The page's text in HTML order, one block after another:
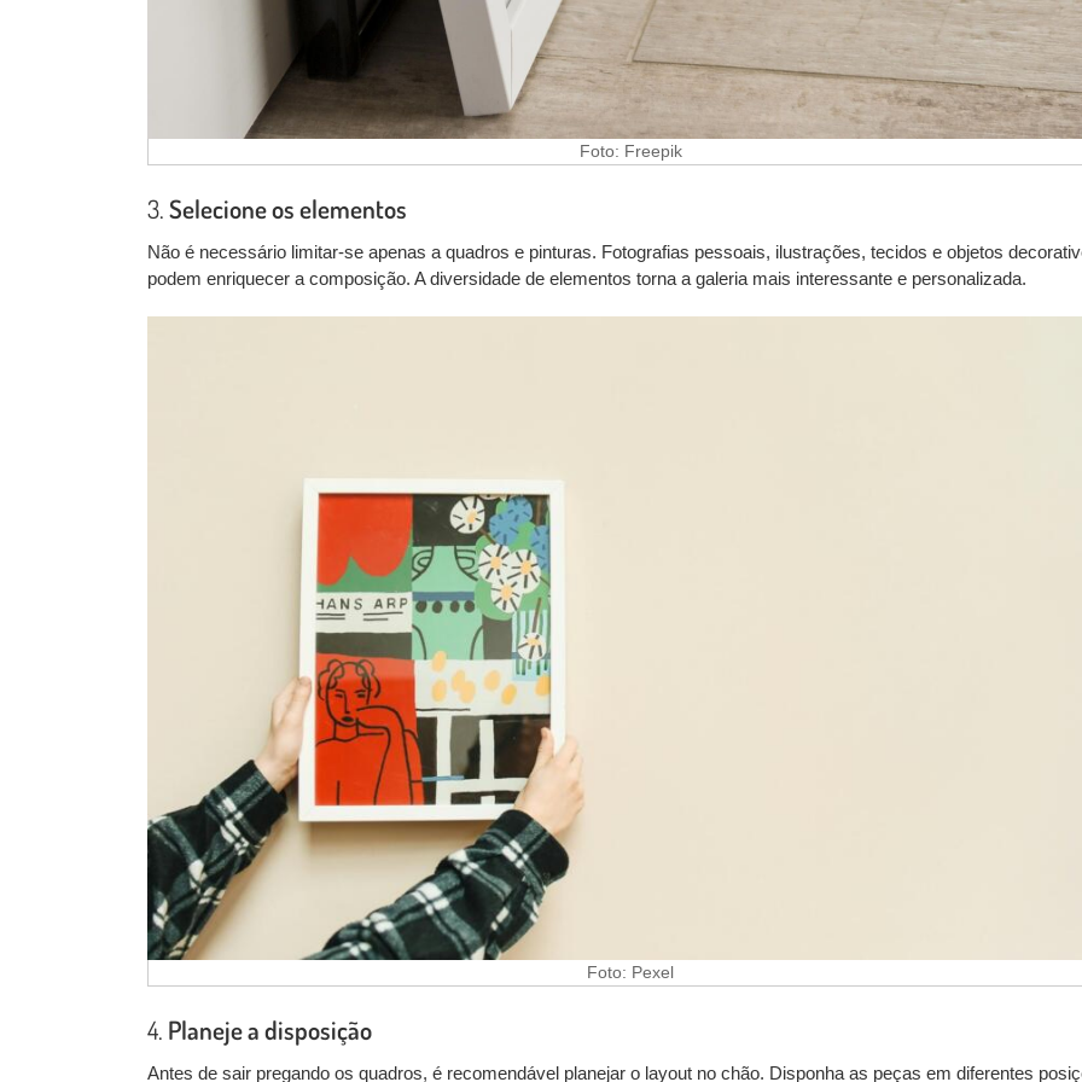
Foto: Freepik
3.Selecione os elementos
Não é necessário limitar-se apenas a quadros e pinturas. Fotografias pessoais, ilustrações, tecidos e objetos
podem enriquecer a composição. A diversidade de elementos torna a galeria mais interessante e personalizada.
Foto: Pexel
4. Planeje a disposição
Antes de sair pregando os quadros, é recomendável planejar o layout no chão. Disponha as peças em diferentes